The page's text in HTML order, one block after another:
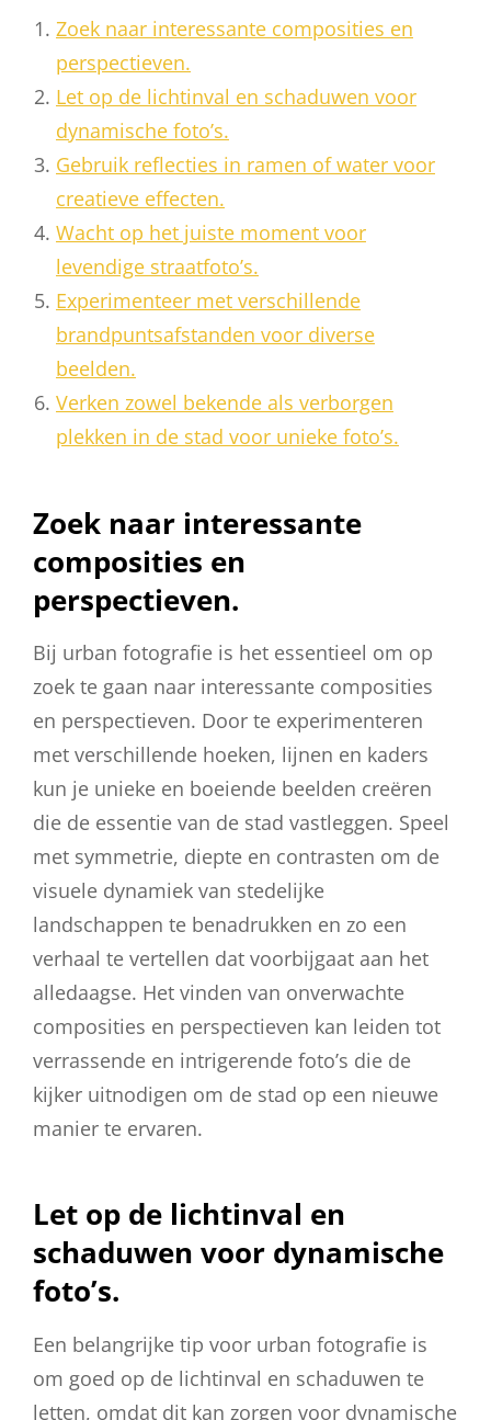
Zoek naar interessante composities en
perspectieven.
Let op de lichtinval en schaduwen voor
dynamische foto’s.
Gebruik reflecties in ramen of water voor
creatieve effecten.
Wacht op het juiste moment voor
levendige straatfoto’s.
Experimenteer met verschillende
brandpuntsafstanden voor diverse
beelden.
Verken zowel bekende als verborgen
plekken in de stad voor unieke foto’s.
Zoek naar interessante
composities en
perspectieven.
Bij urban fotografie is het essentieel om op
zoek te gaan naar interessante composities
en perspectieven. Door te experimenteren
met verschillende hoeken, lijnen en kaders
kun je unieke en boeiende beelden creëren
die de essentie van de stad vastleggen. Speel
met symmetrie, diepte en contrasten om de
visuele dynamiek van stedelijke
landschappen te benadrukken en zo een
verhaal te vertellen dat voorbijgaat aan het
alledaagse. Het vinden van onverwachte
composities en perspectieven kan leiden tot
verrassende en intrigerende foto’s die de
kijker uitnodigen om de stad op een nieuwe
manier te ervaren.
Let op de lichtinval en
schaduwen voor dynamische
foto’s.
Een belangrijke tip voor urban fotografie is
om goed op de lichtinval en schaduwen te
letten, omdat dit kan zorgen voor dynamische